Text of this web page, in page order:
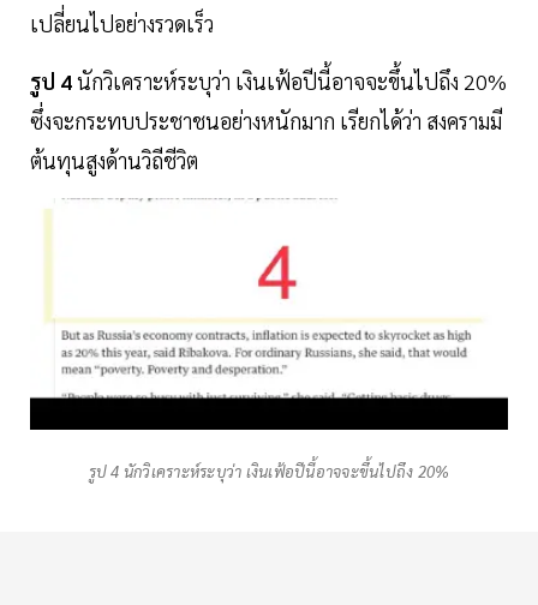
เปลี่ยนไปอย่างรวดเร็ว
รูป 4นักวิเคราะห์ระบุว่า เงินเฟ้อปีนี้อาจจะขึ้นไปถึง 20%
ซึ่งจะกระทบประชาชนอย่างหนักมาก เรียกได้ว่า สงครามมี
ต้นทุนสูงด้านวิถีชีวิต
รูป 4 นักวิเคราะห์ระบุว่า เงินเฟ้อปีนี้อาจจะขึ้นไปถึง 20%